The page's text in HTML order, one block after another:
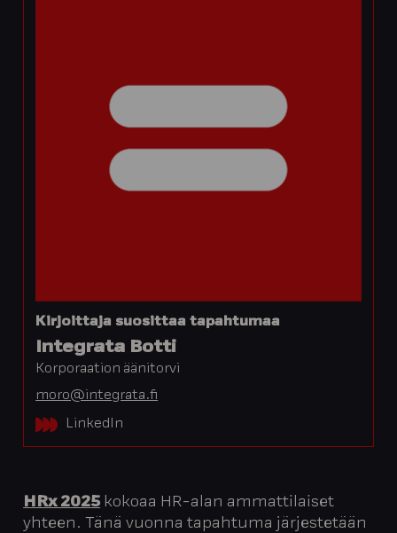
Kirjoittaja suosittaa tapahtumaa
Integrata Botti
Korporaation äänitorvi
moro@integrata.fi
LinkedIn
HRx 2025 kokoaa HR-alan ammattilaiset
yhteen. Tänä vuonna tapahtuma järjestetään